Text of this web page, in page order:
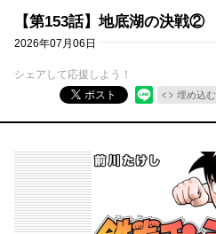
【第153話】地底湖の決戦②
2026年07月06日
シェアして応援しよう！
ポスト
埋め込む